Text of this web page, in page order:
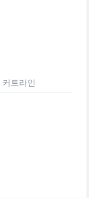
커트라인